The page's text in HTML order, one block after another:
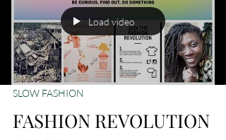
Load video
SLOW FASHION